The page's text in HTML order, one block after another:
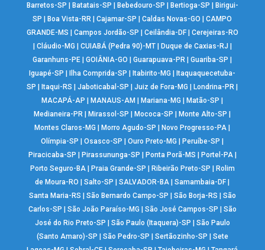
Barretos-SP | Batatais-SP | Bebedouro-SP | Bertioga-SP | Birigui-
SP |Boa Vista-RR |Cajamar-SP |Caldas Novas-GO |CAMPO
GRANDE-MS | Campos Jordão-SP | Ceilândia-DF| Cerejeiras-RO
| Cláudio-MG | CUIABÁ (Pedra 90)-MT| Duque de Caxias-RJ |
Garanhuns-PE |GOIÂNIA-GO |Guarapuava-PR |Guariba-SP |
Iguapé-SP |Ilha Comprida-SP |Itabirito-MG |Itaquaquecetuba-
SP |Itaqui-RS |Jaboticabal-SP |Juiz de Fora-MG |Londrina-PR |
MACAPÁ-AP |MANAUS-AM |Mariana-MG |Matão-SP |
Medianeira-PR |Mirassol-SP |Mococa-SP |Monte Alto-SP |
Montes Claros-MG |Morro Agudo-SP |Novo Progresso-PA |
Olímpia-SP |Osasco-SP |Ouro Preto-MG |Peruíbe-SP |
Piracicaba-SP | Pirassununga-SP | Ponta Porã-MS | Portel-PA|
Porto Seguro-BA| Praia Grande-SP | Ribeirão Preto-SP | Rolim
de Moura-RO |Salto-SP |SALVADOR-BA |Samambaia-DF |
Santa Maria-RS | São Bernardo Campo-SP | São Borja-RS | São
Carlos-SP | São João Paraíso-MG | São José Campos-SP | São
José do Rio Preto-SP | São Paulo (Itaquera)-SP | São Paulo
(Santo Amaro)-SP | São Pedro-SP | Sertãozinho-SP | Sete